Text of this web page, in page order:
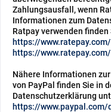
Zahlungsausfall, wenn
Informationen zum
Ratpay verwenden finden
https://
https://
Nähere Informationen
von PayPal finden Sie in
Datenschutzerklärung
https://